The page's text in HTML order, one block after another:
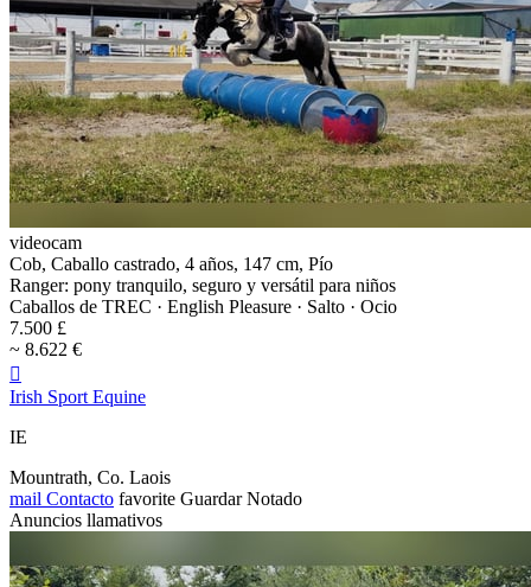
videocam
Cob, Caballo castrado, 4 años, 147 cm, Pío
Ranger: pony tranquilo, seguro y versátil para niños
Caballos de TREC · English Pleasure · Salto · Ocio
7.500 £
~ 8.622 €

Irish Sport Equine
IE
Mountrath, Co. Laois
mail Contacto favorite Guardar Notado
Anuncios llamativos